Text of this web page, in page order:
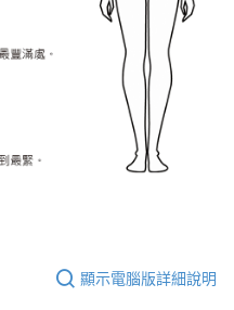
顯示電腦版詳細說明